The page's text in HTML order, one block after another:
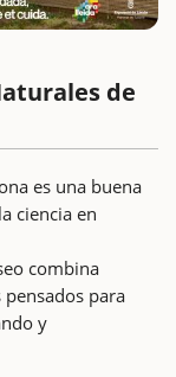
de
es una buena
ciencia en
combina
para
y